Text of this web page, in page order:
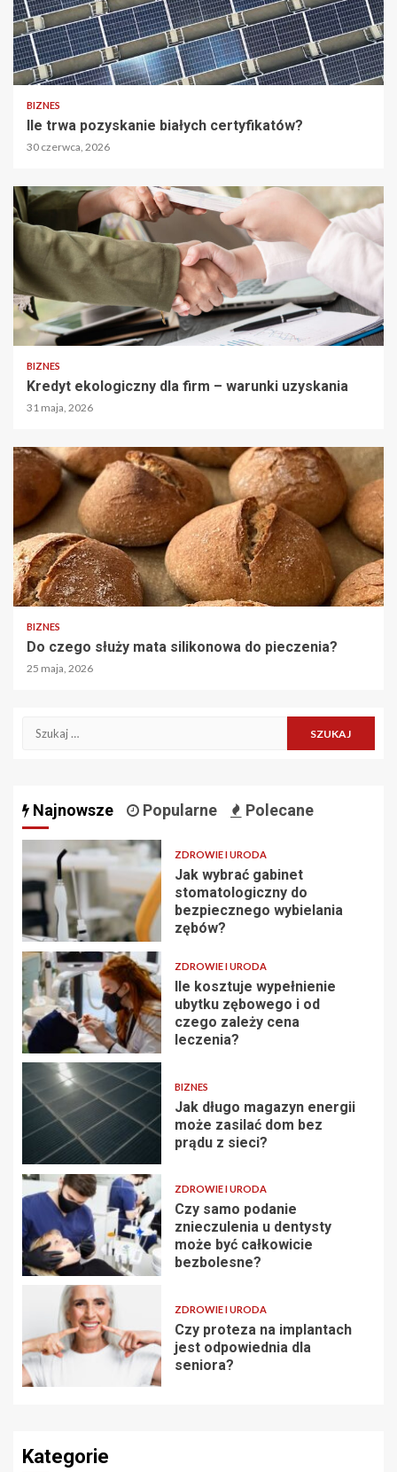
BIZNES
Ile trwa pozyskanie białych certyfikatów?
30 czerwca, 2026
BIZNES
Kredyt ekologiczny dla firm – warunki uzyskania
31 maja, 2026
BIZNES
Do czego służy mata silikonowa do pieczenia?
25 maja, 2026
Szukaj:
Najnowsze Popularne Polecane
ZDROWIE I URODA
Jak wybrać gabinet
stomatologiczny do
bezpiecznego wybielania
zębów?
ZDROWIE I URODA
Ile kosztuje wypełnienie
ubytku zębowego i od
czego zależy cena
leczenia?
BIZNES
Jak długo magazyn energii
może zasilać dom bez
prądu z sieci?
ZDROWIE I URODA
Czy samo podanie
znieczulenia u dentysty
może być całkowicie
bezbolesne?
ZDROWIE I URODA
Czy proteza na implantach
jest odpowiednia dla
seniora?
Kategorie